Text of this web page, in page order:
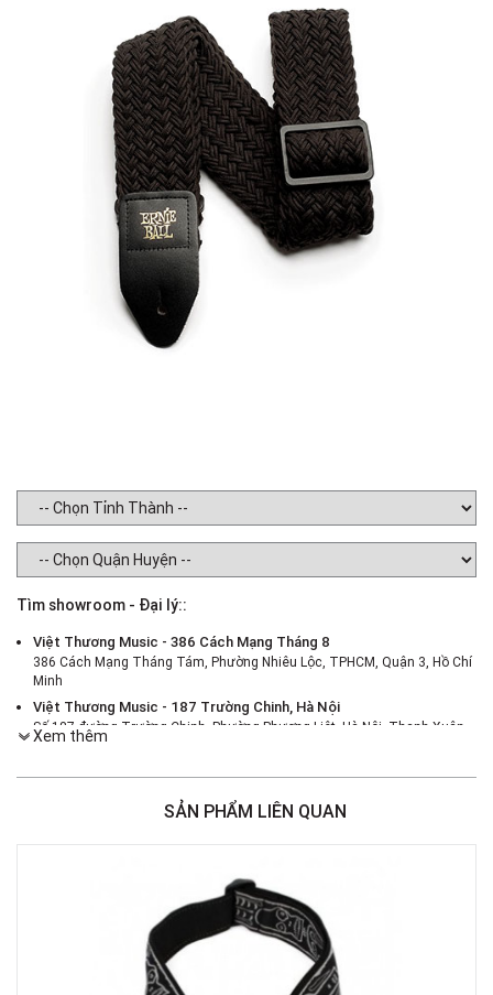
Tìm showroom - Đại lý::
Việt Thương Music - 386 Cách Mạng Tháng 8
386 Cách Mạng Tháng Tám, Phường Nhiêu Lộc, TPHCM, Quận 3, Hồ Chí
Minh
Việt Thương Music - 187 Trường Chinh, Hà Nội
Số 187 đường Trường Chinh, Phường Phương Liệt, Hà Nội, Thanh Xuân ,
Hà Nội
Việt Thương Music - 46 Hào Nam
Việt Thương Music - Crescent Mall
Việt Thương Music - 180 Võ Thị Sáu
180B Võ Thị Sáu, Phường Xuân Hòa, TPHCM, Quận 3, Hồ Chí Minh
Việt Thương Music - 369 Điện Biên Phủ
369 Điện Biên Phủ, Phường Bàn Cờ, TPHCM, Quận 3, Hồ Chí Minh
Việt Thương Music - 102Q An Dương Vương
Xem thêm
SẢN PHẨM LIÊN QUAN